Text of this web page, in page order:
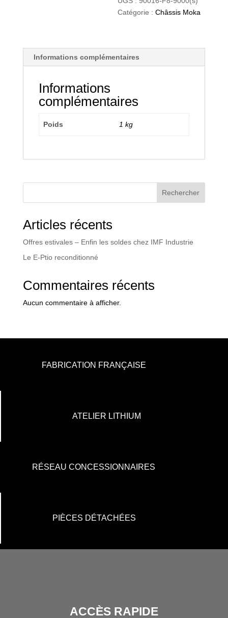
Catégorie :Châssis Moka
Informations complémentaires
Informations
complémentaires
Poids 1 kg
Rechercher
Articles récents
Offres estivales – Enfin les soldes chez IMF Industrie
Le E-Ptio reconditionné
Commentaires récents
Aucun commentaire à afficher.
FABRICATION FRANÇAISE
ATELIER LITHIUM
RÉSEAU CONCESSIONNAIRES
PIÈCES DÉTACHÉES
ACCÈS RAPIDE